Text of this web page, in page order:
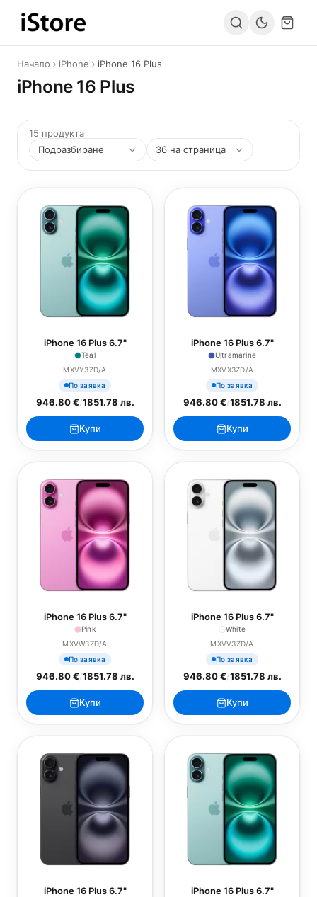
Към съдържанието
Начало iPhone iPhone 16 Plus
iPhone 16 Plus
15 продукта
iPhone 16 Plus 6.7"
Teal
MXVY3ZD/A
По заявка
946.80 €/1851.78 лв.
Купи
iPhone 16 Plus 6.7"
Ultramarine
MXVX3ZD/A
По заявка
946.80 €/1851.78 лв.
Купи
iPhone 16 Plus 6.7"
Pink
MXVW3ZD/A
По заявка
946.80 €/1851.78 лв.
Купи
iPhone 16 Plus 6.7"
White
MXVV3ZD/A
По заявка
946.80 €/1851.78 лв.
Купи
iPhone 16 Plus 6.7" iPhone 16 Plus 6.7"